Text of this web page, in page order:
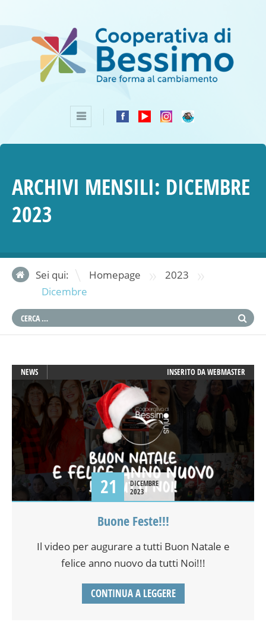
ARCHIVI MENSILI: DICEMBRE
2023
Sei qui: Homepage » 2023 »
Dicembre
NEWS INSERITO DAWEBMASTER
21
DICEMBRE
2023
Buone Feste!!!
Il video per augurare a tutti Buon Natale e
felice anno nuovo da tutti Noi!!!
CONTINUA A LEGGERE